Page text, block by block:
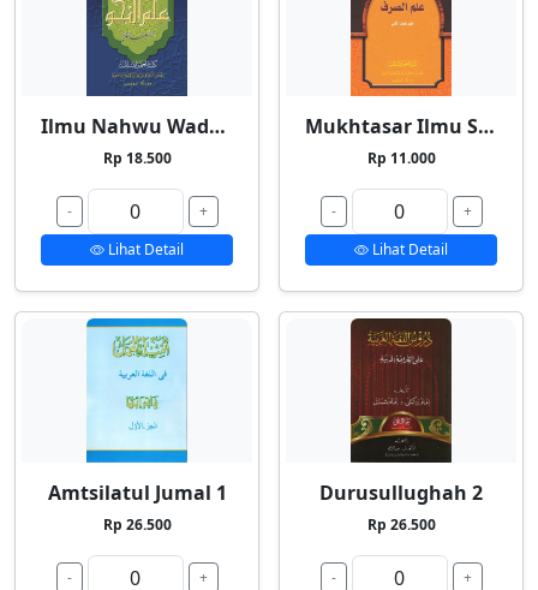
Ilmu Nahwu Wadhih 1
Rp 18.500
-
+
Lihat Detail
Mukhtasar Ilmu Shorf
Rp 11.000
-
+
Lihat Detail
Amtsilatul Jumal 1
Rp 26.500
-
+
Durusullughah 2
Rp 26.500
-
+